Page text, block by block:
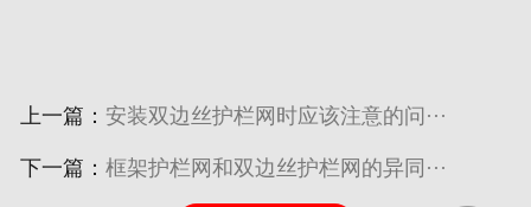
上一篇： 安装双边丝护栏网时应该注意的问···
下一篇： 框架护栏网和双边丝护栏网的异同···